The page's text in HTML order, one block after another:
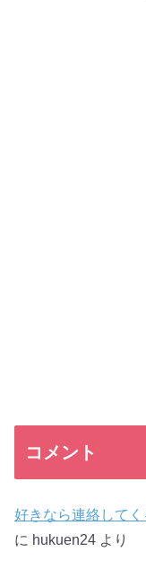
コメント
好きなら連絡して
に hukuen24 より